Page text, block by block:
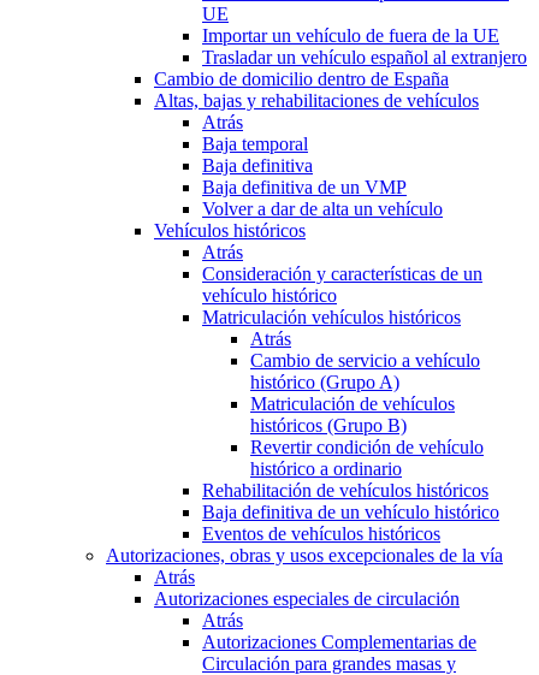
UE
Importar un vehículo de fuera de la UE
Trasladar un vehículo español al extranjero
Cambio de domicilio dentro de España
Altas, bajas y rehabilitaciones de vehículos
Atrás
Baja temporal
Baja definitiva
Baja definitiva de un VMP
Volver a dar de alta un vehículo
Vehículos históricos
Atrás
Consideración y características de un
vehículo histórico
Matriculación vehículos históricos
Atrás
Cambio de servicio a vehículo
histórico (Grupo A)
Matriculación de vehículos
históricos (Grupo B)
Revertir condición de vehículo
histórico a ordinario
Rehabilitación de vehículos históricos
Baja definitiva de un vehículo histórico
Eventos de vehículos históricos
Autorizaciones, obras y usos excepcionales de la vía
Atrás
Autorizaciones especiales de circulación
Atrás
Autorizaciones Complementarias de
Circulación para grandes masas y